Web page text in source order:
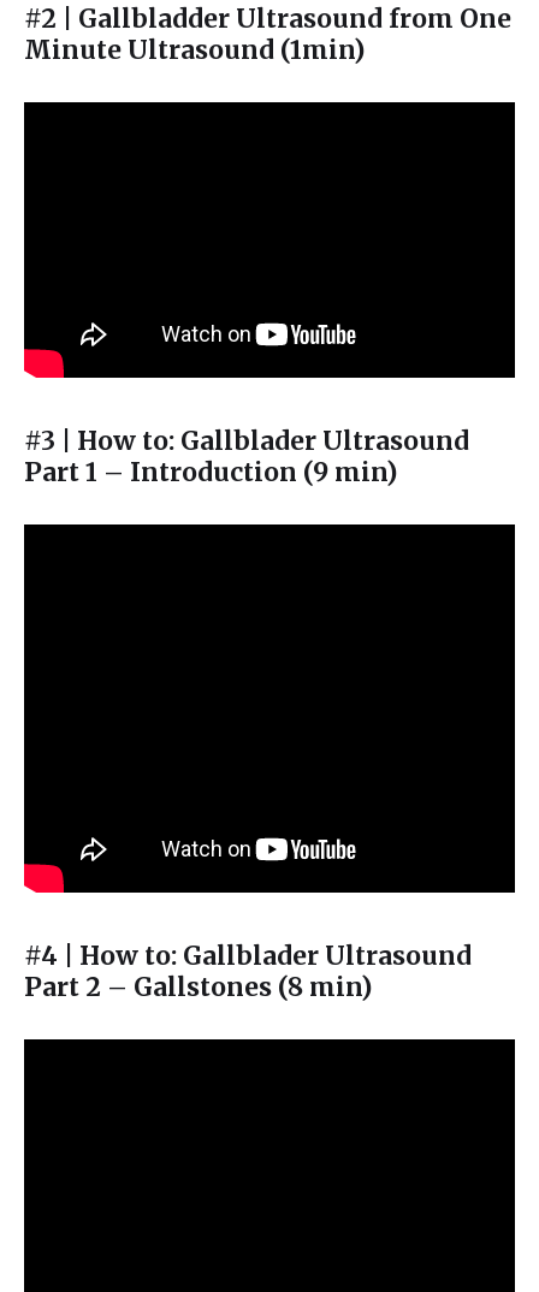
#2 | Gallbladder Ultrasound from One
Minute Ultrasound (1min)
#3 | How to: Gallblader Ultrasound
Part 1 – Introduction (9 min)
#4 | How to: Gallblader Ultrasound
Part 2 – Gallstones (8 min)